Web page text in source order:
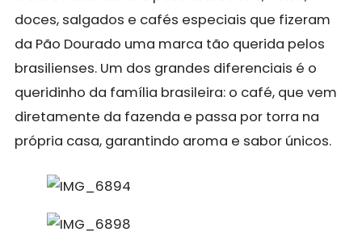
doces, salgados e cafés especiais que fizeram
da Pão Dourado uma marca tão querida pelos
brasilienses. Um dos grandes diferenciais é o
queridinho da família brasileira: o café, que vem
diretamente da fazenda e passa por torra na
própria casa, garantindo aroma e sabor únicos.